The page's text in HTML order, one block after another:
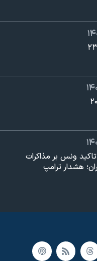
ونس بر مذاکرات
هشدار ترامپ